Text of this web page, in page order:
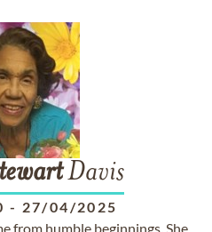
Davis
- 27/04/2025
from humble beginnings. She